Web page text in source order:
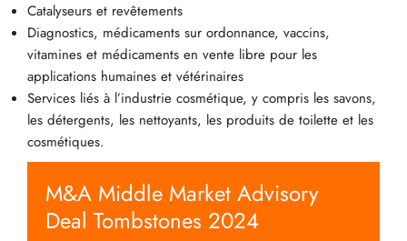
Catalyseurs et revêtements
Diagnostics, médicaments sur ordonnance, vaccins,
vitamines et médicaments en vente libre pour les
applications humaines et vétérinaires
Services liés à l’industrie cosmétique, y compris les savons,
les détergents, les nettoyants, les produits de toilette et les
cosmétiques.
M&A Middle Market Advisory
Deal Tombstones 2024